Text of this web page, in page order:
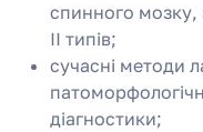
спинного мозку,
ІІ типів;
сучасні методи
діагностики;